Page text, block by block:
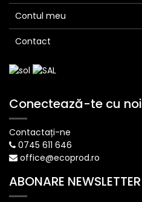
Contul meu
Contact
Conectează-te cu noi
Contactați-ne
0745 611 646
office@ecoprod.ro
ABONARE NEWSLETTER